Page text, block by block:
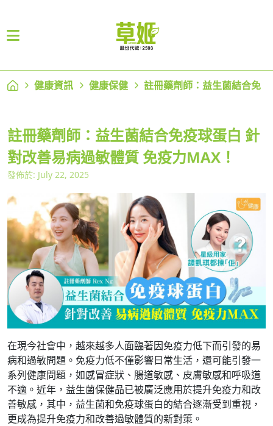
健康資訊 健康保健 註冊藥劑師：益生菌結合免
註冊藥劑師：益生菌結合免疫球蛋白 針
對改善易病過敏體質 免疫力MAX！
發佈於: July 22, 2025
在現今社會中，越來越多人面臨著因免疫力低下而引發的易
病和過敏問題。免疫力低不僅影響日常生活，還可能引發一
系列健康問題，如感冒症狀、腸道敏感、皮膚敏感和呼吸道
不適。近年，益生菌保健品已被廣泛應用於提升免疫力和改
善敏感，其中，益生菌和免疫球蛋白的結合逐漸受到重視，
更成為提升免疫力和改善過敏體質的新對策。